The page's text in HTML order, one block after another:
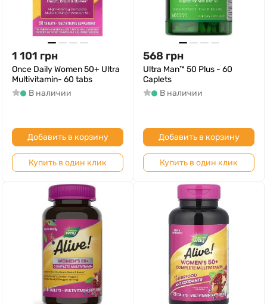
1 101 грн
Once Daily Women 50+ Ultra
Multivitamin- 60 tabs
В наличии
Добавить в корзину
Купить в один клик
568 грн
Ultra Man™ 50 Plus - 60
Caplets
В наличии
Добавить в корзину
Купить в один клик